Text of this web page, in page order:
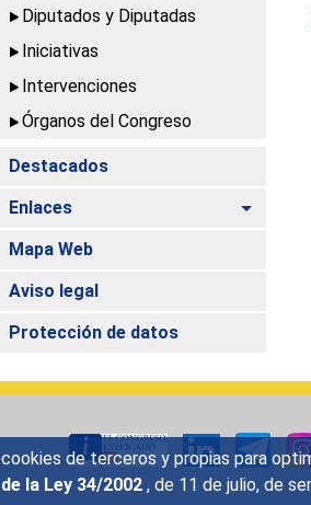
de terceros y propias para
la Ley 34/2002 , de 11 de julio, de
Diputados y Diputadas
Iniciativas
Intervenciones
Órganos del Congreso
Destacados
Enlaces
Alternar
Mapa Web
Aviso legal
Protección de datos